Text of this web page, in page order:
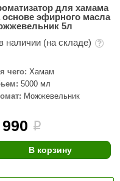
для хамама
основе эфирного масла
5л
в наличии (на складе)
чего: Хамам
5000 мл
Можжевельник
i
В корзину